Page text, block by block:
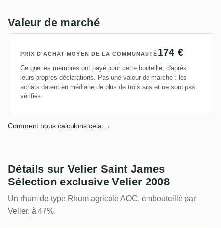
Valeur de marché
PRIX D'ACHAT MOYEN DE LA COMMUNAUTÉ 174 €
Ce que les membres ont payé pour cette bouteille, d'après
leurs propres déclarations. Pas une valeur de marché : les
achats datent en médiane de plus de trois ans et ne sont pas
vérifiés.
Comment nous calculons cela →
Détails sur Velier Saint James
Sélection exclusive Velier 2008
Un rhum de type Rhum agricole AOC, embouteillé par
Velier, à 47%.